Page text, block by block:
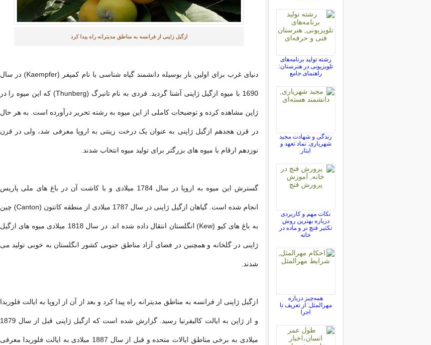
ازگیل ژاپنی از فرانسه به مناطق مدیترانه راه پیدا کرد
دنیای غرب برای اولین بار بوسیله دانشمند گیاه شناسی با نام کمپفر (Kaempfer) در سال
1690 با میوه ازگیل ژاپنی آشنا گردید. فردی به نام تانبرگ (Thunberg) که این میوه را در
ژاپن مشاهده کرده و توضیحات کاملی از این میوه به رشته تحریر درآورده است. به هر حال
در قرن هجدهم ازگیل ژاپنی به عنوان یک درخت زینتی به اروپا معرفی شد، ولی در قرن
نوزدهم ارقام با میوه های بزرگتر برای تولید میوه انتخاب شدند.
گسترش این میوه به اروپا در سال 1784 میلادی و با کاشت آن در باغ های ملی پاریس
انجام شده است. گیاهان ازگیل ژاپنی در سال 1787 میلادی از منطقه کانتون (Canton) چین
به باغ های کیو (Kew) انگلستان انتقال داده شده اند. در سال 1818 میلادی میوه های ازگیل
ژاپنی در گلخانه و همچنین در فضای آزاد مناطق جنوبی کشور انگلستان به خوبی تولید می
شدند.
ازگیل ژاپنی از فرانسه به مناطق مدیترانه راه پیدا کرد و بعد از آن از اروپا به ایالت فلوریدا
و از ژاپن به ایالت کالیفرنیا رسید. گزارش شده است که ازگیل ژاپنی قبل از سال 1879
میلادی به برخی مناطق ایالات متحده و قبل از سال 1887 میلادی به ایالت فلوریدا معرفی
رشته تولید برنامه‌های
تلویزیونی در هنرستان:
راهنمای جامع
زندگی و شهادت مجید
شهریاری: نماد تعهد و
ایثار
نکات مهم و کاربردی
درباره بهترین روش
تکثیر فنچ نر و ماده در
خانه
همه‌چیز درباره
مهرالمثل: از تعریف تا
اجرا